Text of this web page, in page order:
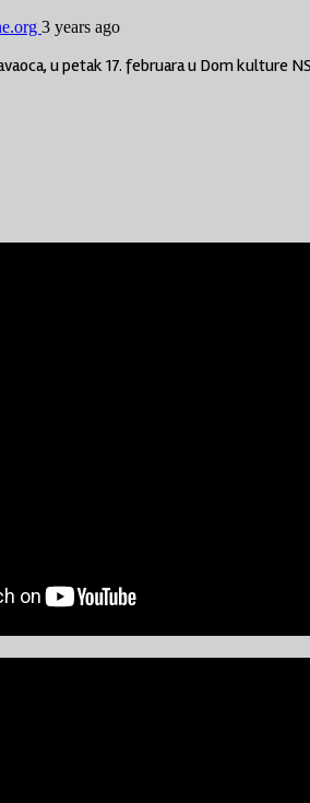
3 years ago
u petak 17. februara u Dom kulture